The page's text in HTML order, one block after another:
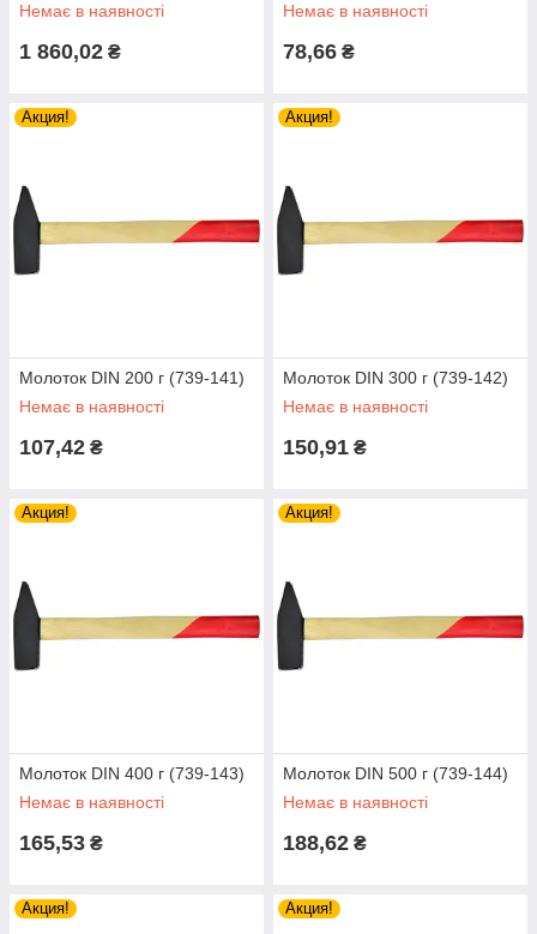
Немає в наявності
1 860,02 ₴
Немає в наявності
78,66 ₴
Акция!
Молоток DIN 200 г (739-141)
Немає в наявності
107,42 ₴
Акция!
Молоток DIN 300 г (739-142)
Немає в наявності
150,91 ₴
Акция!
Молоток DIN 400 г (739-143)
Немає в наявності
165,53 ₴
Акция!
Молоток DIN 500 г (739-144)
Немає в наявності
188,62 ₴
Акция! Акция!